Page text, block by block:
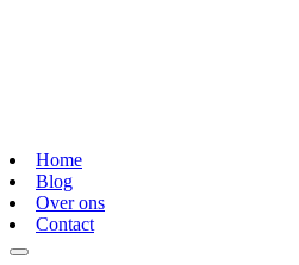
Home
Blog
Over ons
Contact